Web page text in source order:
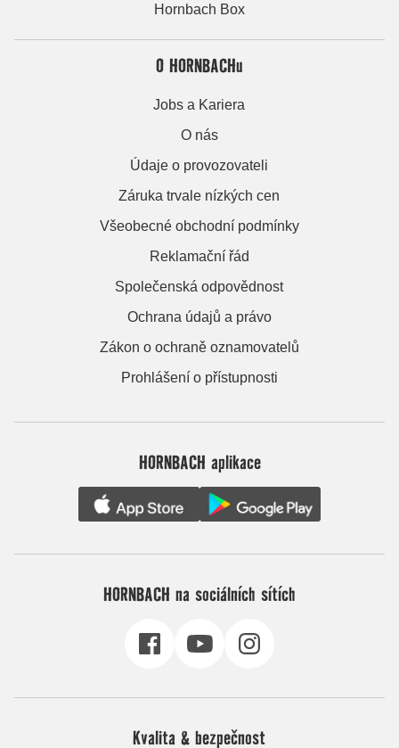
Hornbach Box
O HORNBACHu
Jobs a Kariera
O nás
Údaje o provozovateli
Záruka trvale nízkých cen
Všeobecné obchodní podmínky
Reklamační řád
Společenská odpovědnost
Ochrana údajů a právo
Zákon o ochraně oznamovatelů
Prohlášení o přístupnosti
HORNBACH aplikace
HORNBACH na sociálních sítích
Kvalita & bezpečnost